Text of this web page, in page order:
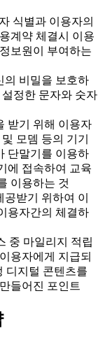
식별과 이용자의
계약 체결시 이용
보원이 부여하는
비밀을 보호하
정한 문자와 숫자
받기 위해 이용자
모뎀 등의 기기
단말기를 이용하
에 접속하여 교육
이용하는 것
받기 위하여 이
용자간의 체결하
중 마일리지 적립
용자에게 지급되
디지털 콘텐츠를
들어진 포인트